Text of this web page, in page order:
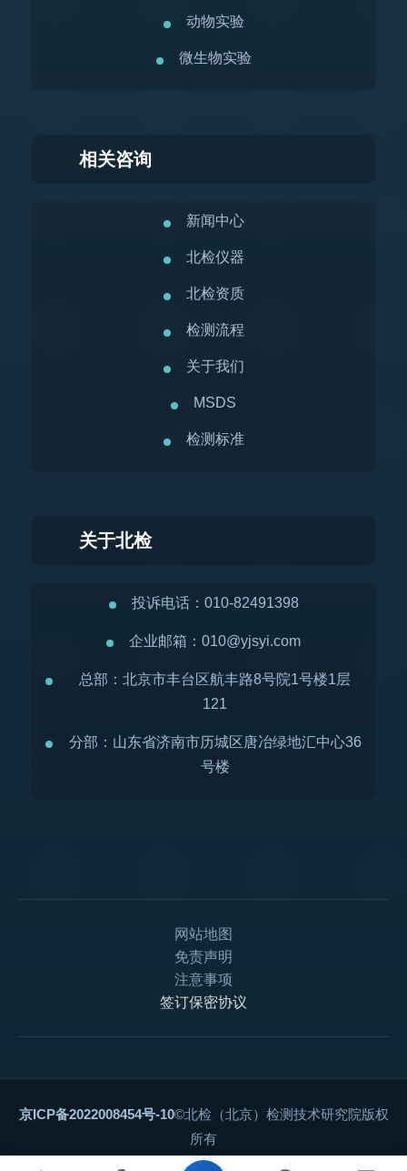
动物实验
微生物实验
相关咨询
新闻中心
北检仪器
北检资质
检测流程
关于我们
MSDS
检测标准
关于北检
投诉电话：010-82491398
企业邮箱：010@yjsyi.com
总部：北京市丰台区航丰路8号院1号楼1层
121
分部：山东省济南市历城区唐冶绿地汇中心36
号楼
网站地图
免责声明
注意事项
签订保密协议
京ICP备2022008454号-10©北检（北京）检测技术研究院版权
所有